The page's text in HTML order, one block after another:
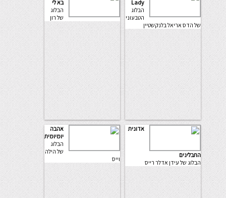
Lady
הבלוג
הטבעוני
של הדס אריאל בלנקשטיין
בא לי
הבלוג
של רון
אדונית
התבלינים
הבלוג של עידן אדלר רייס
אהבה
יומיומית
הבלוג
של הילה
וייס